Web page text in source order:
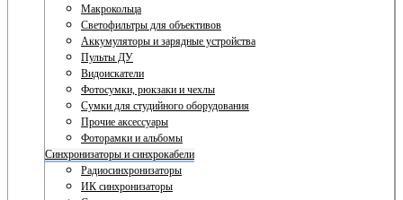
Макрокольца
Светофильтры для объективов
Аккумуляторы и зарядные устройства
Пульты ДУ
Видоискатели
Фотосумки, рюкзаки и чехлы
Сумки для студийного оборудования
Прочие аксессуары
Фоторамки и альбомы
Синхронизаторы и синхрокабели
Радиосинхронизаторы
ИК синхронизаторы